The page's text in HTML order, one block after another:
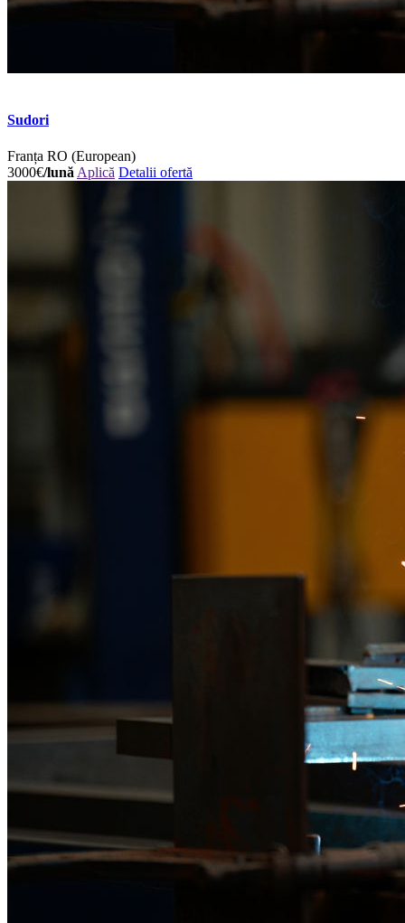
Sudori
Franța RO (European)
3000€/lună Aplică Detalii ofertă